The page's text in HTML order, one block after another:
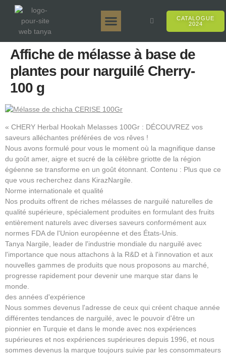
CATALOGUE
2024
Affiche de mélasse à base de
plantes pour narguilé Cherry-
100 g
« CHERY Herbal Hookah Melasses 100Gr : DÉCOUVREZ vos
saveurs alléchantes préférées de vos rêves !
Nous avons formulé pour vous le moment où la magnifique danse
du goût amer, aigre et sucré de la célèbre griotte de la région
égéenne se transforme en un goût étonnant. Contenu : Plus que ce
que vous recherchez dans KirazNargile.
Norme internationale et qualité
Nos produits offrent de riches mélasses de narguilé naturelles de
qualité supérieure, spécialement produites en formulant des fruits
entièrement naturels avec diverses saveurs conformément aux
normes FDA de l'Union européenne et des États-Unis.
Tanya Nargile, leader de l'industrie mondiale du narguilé avec
l'importance que nous attachons à la R&D et à l'innovation et aux
nouvelles gammes de produits que nous proposons au marché,
progresse rapidement pour devenir une marque star dans le
monde.
des années d'expérience
Nous sommes devenus l'adresse de ceux qui créent chaque année
différentes tendances de narguilé, avec le pouvoir d'être un
pionnier en Turquie et dans le monde avec nos expériences
supérieures et nos expériences supérieures depuis 1996, et nous
sommes devenus la marque toujours suivie par les consommateurs